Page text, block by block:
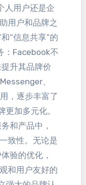
人用户还是企
用户和品牌之
“信息共享”的
Facebook不
升其品牌价
、
， 逐步丰富了
更加多元化。
和产品中 ，
致性。 无论是
验的优化 ，
和用户友好的